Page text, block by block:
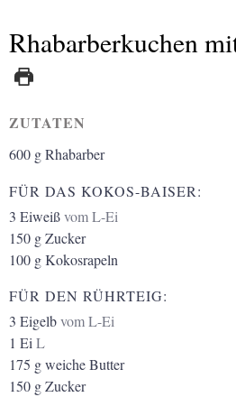
Rhabarberkuchen
ZUTATEN
600 gRhabarber
FÜR DAS KOKOS-BAISER:
3 Eiweißvom L-Ei
150 gZucker
100 gKokosrapeln
FÜR DEN RÜHRTEIG:
3 Eigelbvom L-Ei
1 EiL
175 gweiche Butter
150 gZucker